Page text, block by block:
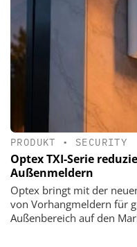
PRODUKT • SECURITY
Optex TXI-Serie
Außenmeldern
Optex bringt mit der
von Vorhangmeldern für
Außenbereich auf den